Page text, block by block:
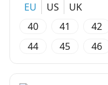
EU US
UK
40
41 42
44
45 46